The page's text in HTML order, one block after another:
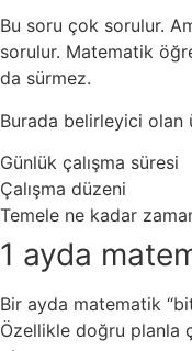
Bu soru çok sorulur.
sorulur. Matematik
da sürmez.
Burada belirleyici olan
Günlük çalışma süresi
Çalışma düzeni
Temele ne kadar
1 ayda
Bir ayda matematik
Özellikle doğru planla